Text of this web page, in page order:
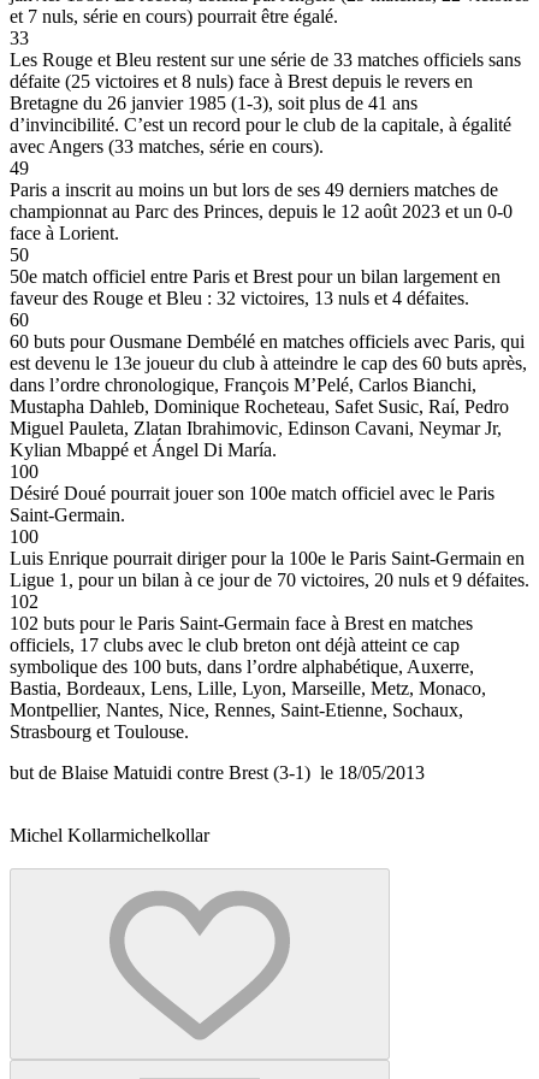
et 7 nuls, série en cours) pourrait être égalé.
33
Les Rouge et Bleu restent sur une série de 33 matches officiels sans
défaite (25 victoires et 8 nuls) face à Brest depuis le revers en
Bretagne du 26 janvier 1985 (1-3), soit plus de 41 ans
d’invincibilité. C’est un record pour le club de la capitale, à égalité
avec Angers (33 matches, série en cours).
49
Paris a inscrit au moins un but lors de ses 49 derniers matches de
championnat au Parc des Princes, depuis le 12 août 2023 et un 0-0
face à Lorient.
50
50e match officiel entre Paris et Brest pour un bilan largement en
faveur des Rouge et Bleu : 32 victoires, 13 nuls et 4 défaites.
60
60 buts pour Ousmane Dembélé en matches officiels avec Paris, qui
est devenu le 13e joueur du club à atteindre le cap des 60 buts après,
dans l’ordre chronologique, François M’Pelé, Carlos Bianchi,
Mustapha Dahleb, Dominique Rocheteau, Safet Susic, Raí, Pedro
Miguel Pauleta, Zlatan Ibrahimovic, Edinson Cavani, Neymar Jr,
Kylian Mbappé et Ángel Di María.
100
Désiré Doué pourrait jouer son 100e match officiel avec le Paris
Saint-Germain.
100
Luis Enrique pourrait diriger pour la 100e le Paris Saint-Germain en
Ligue 1, pour un bilan à ce jour de 70 victoires, 20 nuls et 9 défaites.
102
102 buts pour le Paris Saint-Germain face à Brest en matches
officiels, 17 clubs avec le club breton ont déjà atteint ce cap
symbolique des 100 buts, dans l’ordre alphabétique, Auxerre,
Bastia, Bordeaux, Lens, Lille, Lyon, Marseille, Metz, Monaco,
Montpellier, Nantes, Nice, Rennes, Saint-Etienne, Sochaux,
Strasbourg et Toulouse.
but de Blaise Matuidi contre Brest (3-1) le 18/05/2013
Michel Kollarmichelkollar